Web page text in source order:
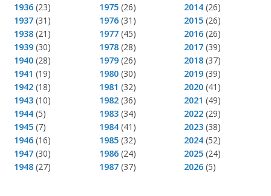
1936 (23)
1937 (31)
1938 (21)
1939 (30)
1940 (28)
1941 (19)
1942 (18)
1943 (10)
1944 (5)
1945 (7)
1946 (16)
1947 (30)
1948 (27)
1975(26)
1976(31)
1977(45)
1978(28)
1979(26)
1980(30)
1981 (32)
1982(36)
1983(34)
1984(41)
1985(32)
1986(24)
1987(37)
2014 (26)
2015 (26)
2016 (26)
2017 (39)
2018 (37)
2019 (39)
2020 (41)
2021 (49)
2022 (29)
2023 (38)
2024 (52)
2025 (24)
2026 (5)